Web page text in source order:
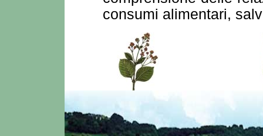
consumi alimentari,